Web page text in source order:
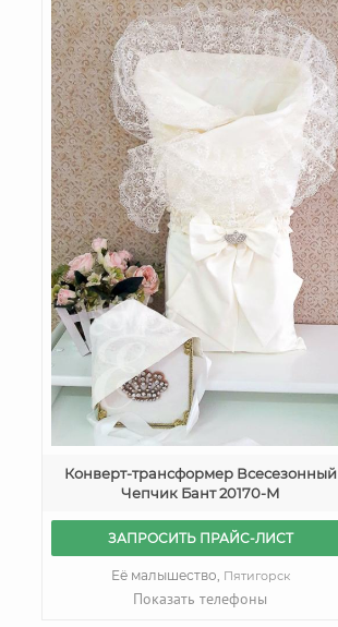
Конверт-трансформер Всесезонный
Чепчик Бант 20170-М
ЗАПРОСИТЬ ПРАЙС-ЛИСТ
Её малышество, Пятигорск
Показать телефоны